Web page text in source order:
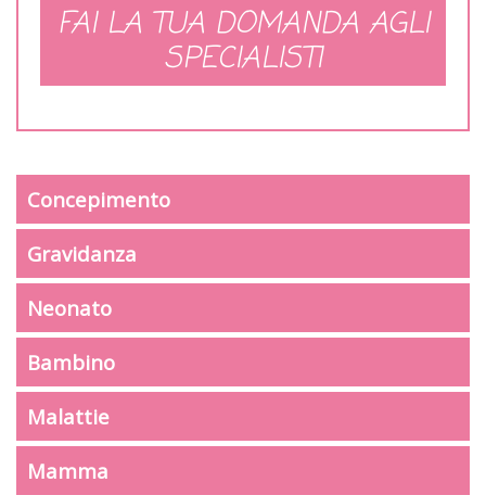
FAI LA TUA DOMANDA AGLI
SPECIALISTI
Concepimento
Gravidanza
Neonato
Bambino
Malattie
Mamma